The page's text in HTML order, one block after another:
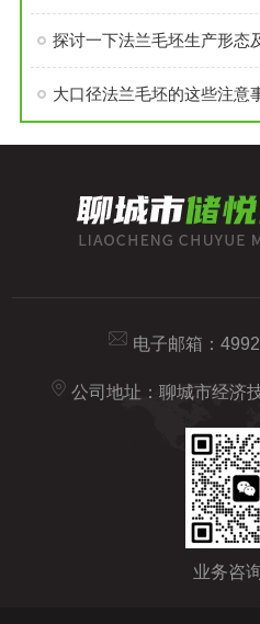
探讨一下法兰毛坯生产形态
大口径法兰毛坯的这些注意
电子邮箱：
公司地址：聊城市经济
业务咨